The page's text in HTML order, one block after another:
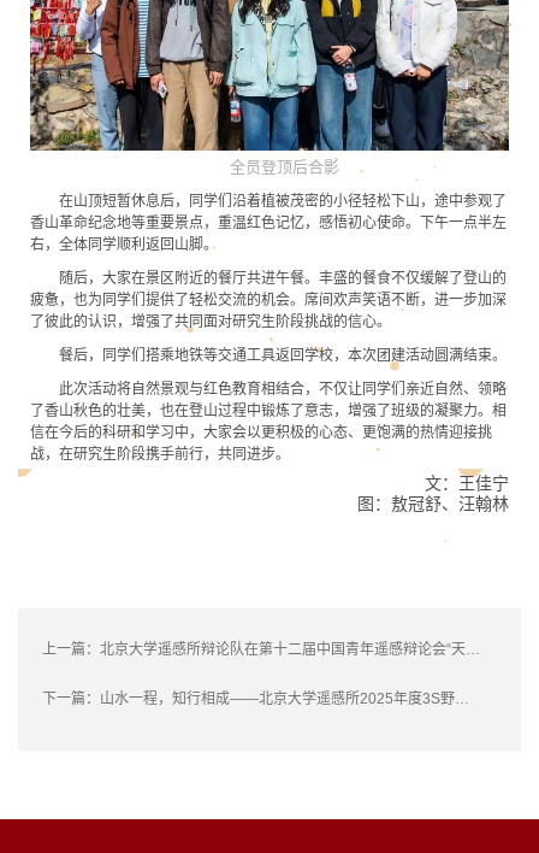
全员登顶后合影
在山顶短暂休息后，同学们沿着植被茂密的小径轻松下山，途中参观了
香山革命纪念地等重要景点，重温红色记忆，感悟初心使命。下午一点半左
右，全体同学顺利返回山脚。
随后，大家在景区附近的餐厅共进午餐。丰盛的餐食不仅缓解了登山的
疲惫，也为同学们提供了轻松交流的机会。席间欢声笑语不断，进一步加深
了彼此的认识，增强了共同面对研究生阶段挑战的信心。
餐后，同学们搭乘地铁等交通工具返回学校，本次团建活动圆满结束。
此次活动将自然景观与红色教育相结合，不仅让同学们亲近自然、领略
了香山秋色的壮美，也在登山过程中锻炼了意志，增强了班级的凝聚力。相
信在今后的科研和学习中，大家会以更积极的心态、更饱满的热情迎接挑
战，在研究生阶段携手前行，共同进步。
文：王佳宁
图：敖冠舒、汪翰林
上一篇： 北京大学遥感所辩论队在第十二届中国青年遥感辩论会“天垣杯”中获奖
下一篇： 山水一程，知行相成——北京大学遥感所2025年度3S野外综合实习圆满结束